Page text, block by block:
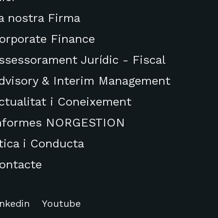
nostra Firma
Finance
Jurídic - Fiscal
& Interim Management
i Coneixement
NORGESTION
i Conducta
Youtube